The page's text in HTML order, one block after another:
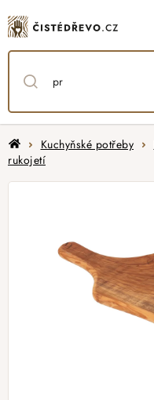
na
obsah
DomůKuchyňské potřeby
rukojetí